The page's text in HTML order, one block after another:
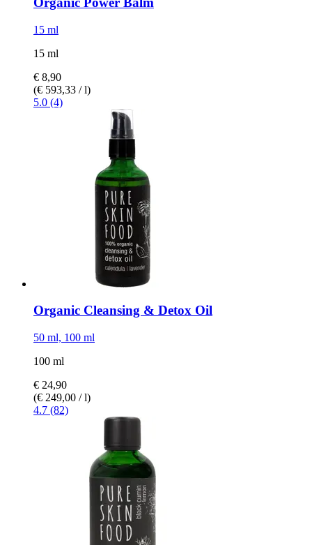
15 ml
15 ml
€ 8,90
(€ 593,33 / l)
5.0 (4)
Organic Cleansing & Detox Oil
50 ml, 100 ml
100 ml
€ 24,90
(€ 249,00 / l)
4.7 (82)